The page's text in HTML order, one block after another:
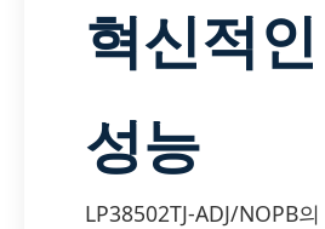
혁신적
성능
LP38502TJ-ADJ/NOPB